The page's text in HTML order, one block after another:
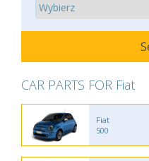
CAR PARTS FOR Fiat
Fiat
500